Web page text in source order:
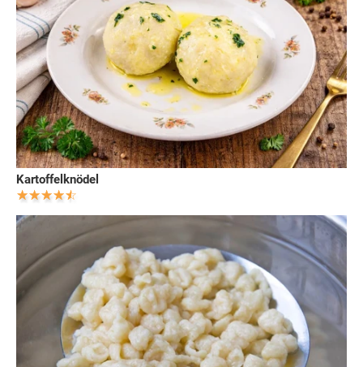
Kartoffelknödel